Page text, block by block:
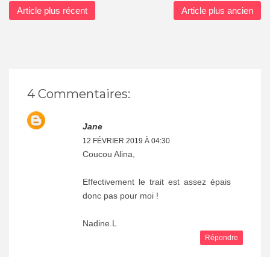
Article plus récent Article plus ancien
4 Commentaires:
Jane
12 FÉVRIER 2019 À 04:30
Coucou Alina,
Effectivement le trait est assez épais
donc pas pour moi !
Nadine.L
Répondre